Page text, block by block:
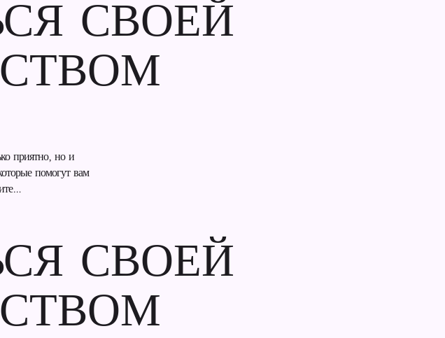
СВОЕЙ
приятно, но и
помогут вам
СВОЕЙ